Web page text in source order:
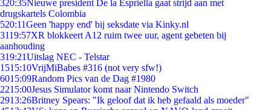
320:35Nieuwe president De la Espriella gaat strijd aan met
drugskartels Colombia
520:11Geen 'happy end' bij seksdate via Kinky.nl
3119:57XR blokkeert A12 ruim twee uur, agent gebeten bij
aanhouding
319:21Uitslag NEC - Telstar
1515:10VrijMiBabes #316 (not very sfw!)
6015:09Random Pics van de Dag #1980
2215:00Jesus Simulator komt naar Nintendo Switch
2913:26Britney Spears: "Ik geloof dat ik heb gefaald als moeder"